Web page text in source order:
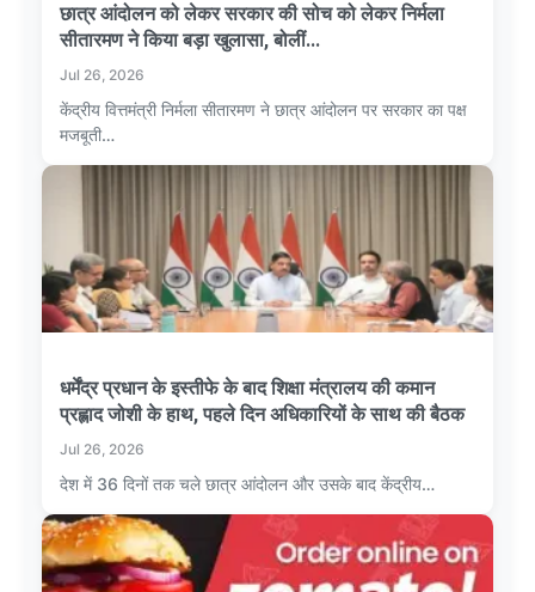
छात्र आंदोलन को लेकर सरकार की सोच को लेकर निर्मला
सीतारमण ने किया बड़ा खुलासा, बोलीं...
Jul 26, 2026
केंद्रीय वित्तमंत्री निर्मला सीतारमण ने छात्र आंदोलन पर सरकार का पक्ष
मजबूती…
धर्मेंद्र प्रधान के इस्तीफे के बाद शिक्षा मंत्रालय की कमान
प्रह्लाद जोशी के हाथ, पहले दिन अधिकारियों के साथ की बैठक
Jul 26, 2026
देश में 36 दिनों तक चले छात्र आंदोलन और उसके बाद केंद्रीय…